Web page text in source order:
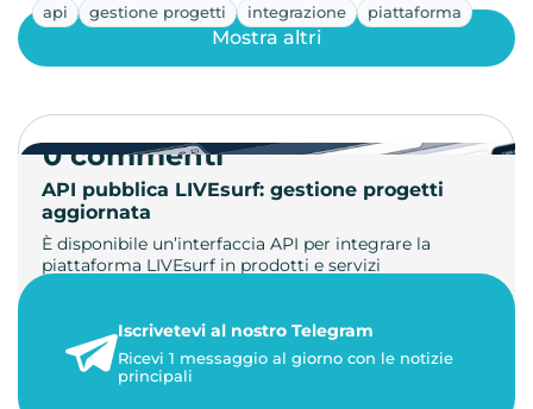
api gestione progetti integrazione piattaforma
API pubblica LIVEsurf: gestione progetti
aggiornata
È disponibile un’interfaccia API per integrare la
piattaforma LIVEsurf in prodotti e servizi
23 maggio 2026
1 minuto di lettura
Mostra altri
0 commenti
Iscrivetevi al nostro Telegram
Ricevi 1 messaggio al giorno con le notizie
principali